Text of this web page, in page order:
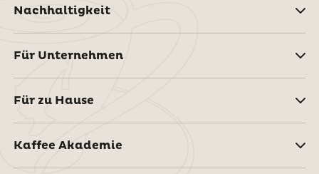
Nachhaltigkeit
Für Unternehmen
Für zu Hause
Kaffee Akademie